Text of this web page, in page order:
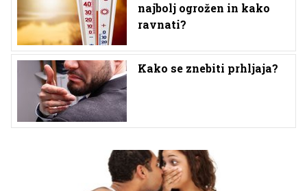
najbolj ogrožen in kako
ravnati?
Kako se znebiti prhljaja?